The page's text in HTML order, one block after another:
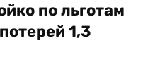
по льготам
1,3